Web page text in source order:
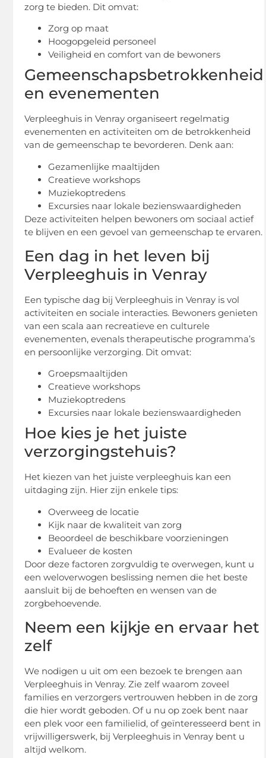
zorg te bieden. Dit omvat:
Zorg op maat
Hoogopgeleid personeel
Veiligheid en comfort van de bewoners
Gemeenschapsbetrokkenheid
en evenementen
Verpleeghuis in Venray organiseert regelmatig
evenementen en activiteiten om de betrokkenheid
van de gemeenschap te bevorderen. Denk aan:
Gezamenlijke maaltijden
Creatieve workshops
Muziekoptredens
Excursies naar lokale bezienswaardigheden
Deze activiteiten helpen bewoners om sociaal actief
te blijven en een gevoel van gemeenschap te ervaren.
Een dag in het leven bij
Verpleeghuis in Venray
Een typische dag bij Verpleeghuis in Venray is vol
activiteiten en sociale interacties. Bewoners genieten
van een scala aan recreatieve en culturele
evenementen, evenals therapeutische programma’s
en persoonlijke verzorging. Dit omvat:
Groepsmaaltijden
Creatieve workshops
Muziekoptredens
Excursies naar lokale bezienswaardigheden
Hoe kies je het juiste
verzorgingstehuis?
Het kiezen van het juiste verpleeghuis kan een
uitdaging zijn. Hier zijn enkele tips:
Overweeg de locatie
Kijk naar de kwaliteit van zorg
Beoordeel de beschikbare voorzieningen
Evalueer de kosten
Door deze factoren zorgvuldig te overwegen, kunt u
een weloverwogen beslissing nemen die het beste
aansluit bij de behoeften en wensen van de
zorgbehoevende.
Neem een kijkje en ervaar het
zelf
We nodigen u uit om een bezoek te brengen aan
Verpleeghuis in Venray. Zie zelf waarom zoveel
families en verzorgers vertrouwen hebben in de zorg
die hier wordt geboden. Of u nu op zoek bent naar
een plek voor een familielid, of geïnteresseerd bent in
vrijwilligerswerk, bij Verpleeghuis in Venray bent u
altijd welkom.